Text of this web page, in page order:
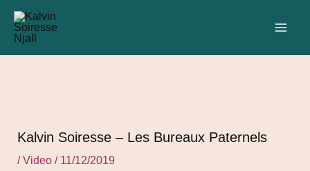
Aller
contenu
Kalvin Soiresse – Les Bureaux Paternels
/Video/ 11/12/2019
Navigation
des
articles
C
a